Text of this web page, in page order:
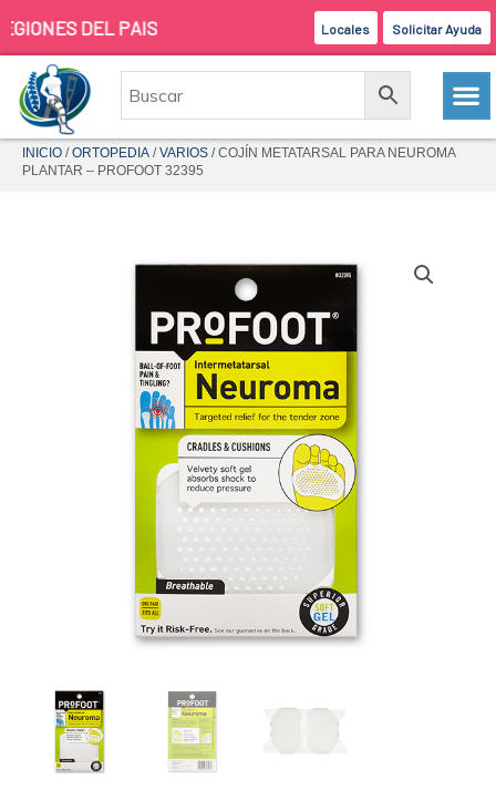
al
contenido
DEL PAIS Locales Solicitar Ayuda
INICIO /ORTOPEDIA /VARIOS / COJÍN METATARSAL PARA NEUROMA
PLANTAR – PROFOOT 32395